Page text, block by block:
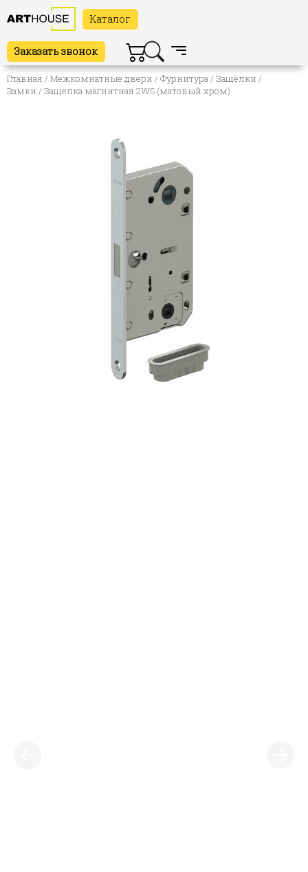
Каталог
Заказать звонок
Главная /Межкомнатные двери /Фурнитура/Защёлки /
Замки / Защелка магнитная 2WS (матовый хром)